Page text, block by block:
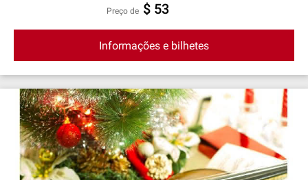
preço de $ 53
Informações e bilhetes